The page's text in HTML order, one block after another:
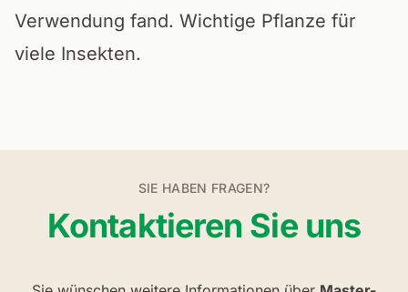
Verwendung fand. Wichtige Pflanze für
viele Insekten.
SIE HABEN FRAGEN?
Kontaktieren Sie uns